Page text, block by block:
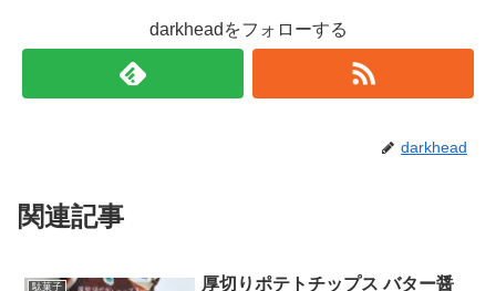
darkheadをフォローする
darkhead
関連記事
駄菓子
厚切りポテトチップス バター醤